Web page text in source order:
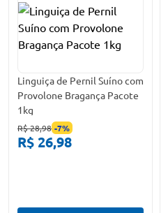
Linguiça de Pernil Suíno com
Provolone Bragança Pacote
1kg
R$ 28,98 -7%
R$ 26,98